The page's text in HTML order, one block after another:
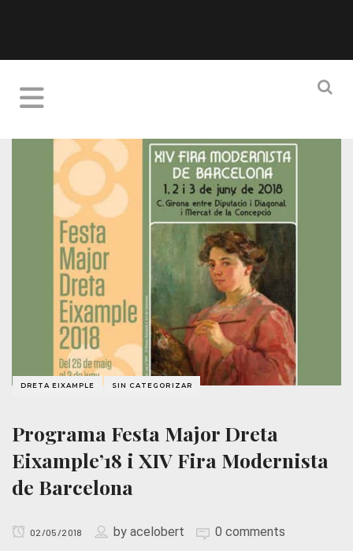
DRETA EIXAMPLE SIN CATEGORIZAR
Programa Festa Major Dreta
Eixample’18 i XIV Fira Modernista
de Barcelona
02/05/2018 by acelobert 0 comments